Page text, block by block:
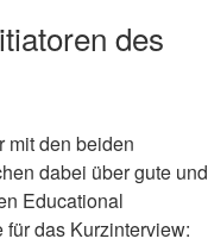
des
mit den beiden
dabei über gute und
Educational
das Kurzinterview: